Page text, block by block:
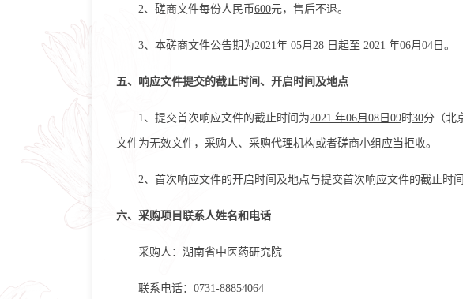
2、磋商文件每份人民币600元，售后不退。
3、本磋商文件公告期为2021年 05月 28 日起至 2021 年06月 04 日 。
五、响应文件提交的截止时间、开启时间及地点
1、提交首次响应文件的截止时间为2021 年06月 08 日 09时30分（北
文件为无效文件，采购人、采购代理机构或者磋商小组应当拒收。
2、首次响应文件的开启时间及地点与提交首次响应文件的截止时
六、采购项目联系人姓名和电话
采购人： 湖南省中医药研究院
联系电话： 0731-88854064